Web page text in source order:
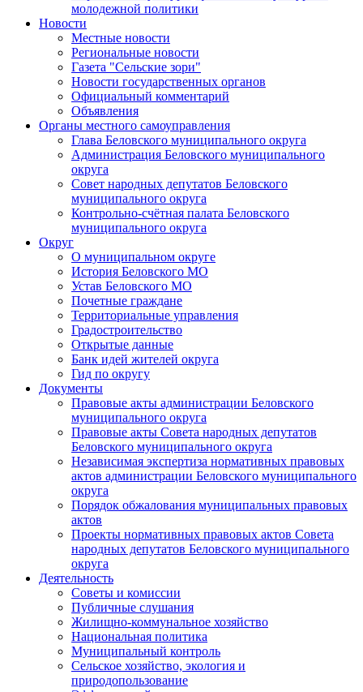
молодежной политики
Новости
Местные новости
Региональные новости
Газета "Сельские зори"
Новости государственных органов
Официальный комментарий
Объявления
Органы местного самоуправления
Глава Беловского муниципального округа
Администрация Беловского муниципального
округа
Совет народных депутатов Беловского
муниципального округа
Контрольно-счётная палата Беловского
муниципального округа
Округ
О муниципальном округе
История Беловского МО
Устав Беловского МО
Почетные граждане
Территориальные управления
Градостроительство
Открытые данные
Банк идей жителей округа
Гид по округу
Документы
Правовые акты администрации Беловского
муниципального округа
Правовые акты Совета народных депутатов
Беловского муниципального округа
Независимая экспертиза нормативных правовых
актов администрации Беловского муниципального
округа
Порядок обжалования муниципальных правовых
актов
Проекты нормативных правовых актов Совета
народных депутатов Беловского муниципального
округа
Деятельность
Советы и комиссии
Публичные слушания
Жилищно-коммунальное хозяйство
Национальная политика
Муниципальный контроль
Сельское хозяйство, экология и
природопользование